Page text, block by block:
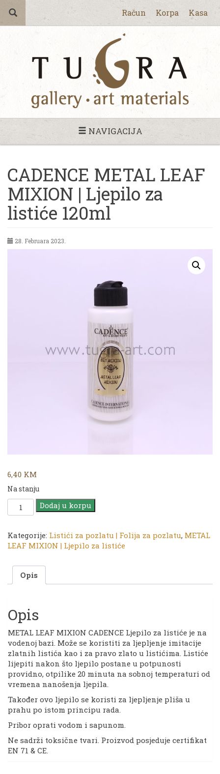
Račun Korpa Kasa
NAVIGACIJA
CADENCE METAL LEAF
MIXION | Ljepilo za
listiće 120ml
28. Februara 2023.
6,40 KM
Na stanju
CADENCE
METAL
MIXION
|
za
listiće
120ml
Dodaj u korpu
Kategorije: Listići za pozlatu | Folija za pozlatu, METAL
LEAF MIXION | Ljepilo za listiće
Opis
Opis
METAL LEAF MIXION CADENCE Ljepilo za listiće je na
vodenoj bazi. Može se koristiti za ljepljenje imitacije
zlatnih listića kao i za pravo zlato u listićima. Listiće
lijepiti nakon što ljepilo postane u potpunosti
providno, otpilike 20 minuta na sobnoj temperaturi od
vremena nanošenja ljepila.
Također ovo ljepilo se koristi za ljepljenje pliša u
prahu po istom principu rada.
Pribor oprati vodom i sapunom.
Ne sadrži toksične tvari. Proizvod posjeduje certifikat
EN 71 & CE.